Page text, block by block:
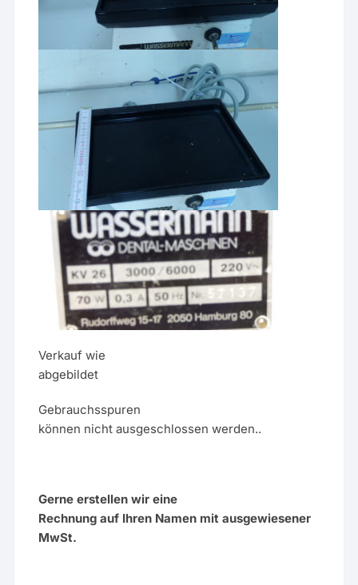
Verkauf wie
abgebildet
Gebrauchsspuren
können nicht ausgeschlossen werden..
Gerne erstellen wir eine
Rechnung auf Ihren Namen mit ausgewiesener
MwSt.